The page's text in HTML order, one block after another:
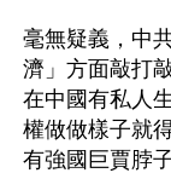
毫無疑義，中
濟」方面敲打
在中國有私人
權做做樣子就
有強國巨賈脖